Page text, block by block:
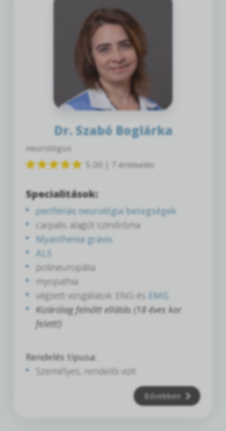
Dr. Szabó Boglárka
neurológus
5.00 | 7 értékelés
Specialitások:
perifériás neurológia betegségek
carpalis alagút szindróma
Myasthenia gravis
ALS
polineuropátia
myopathia
végzett vizsgálatok: ENG és EMG
Kizárólag felnőtt ellátás (18 éves kor
felett!)
Rendelés típusa:
Személyes, rendelői vizit
Bővebben